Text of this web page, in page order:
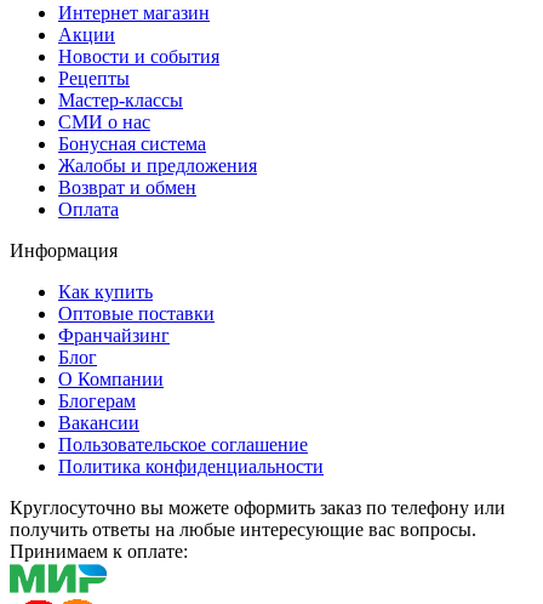
Интернет магазин
Акции
Новости и события
Рецепты
Мастер-классы
СМИ о нас
Бонусная система
Жалобы и предложения
Возврат и обмен
Оплата
Информация
Как купить
Оптовые поставки
Франчайзинг
Блог
О Компании
Блогерам
Вакансии
Пользовательское соглашение
Политика конфиденциальности
Круглосуточно вы можете оформить заказ по телефону или
получить ответы на любые интересующие вас вопросы.
Принимаем к оплате: